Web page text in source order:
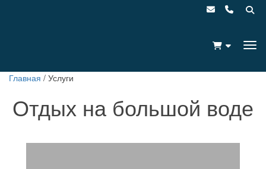
Главная / Услуги
Отдых на большой воде
АВТОРСКИЕ ТУРЫ